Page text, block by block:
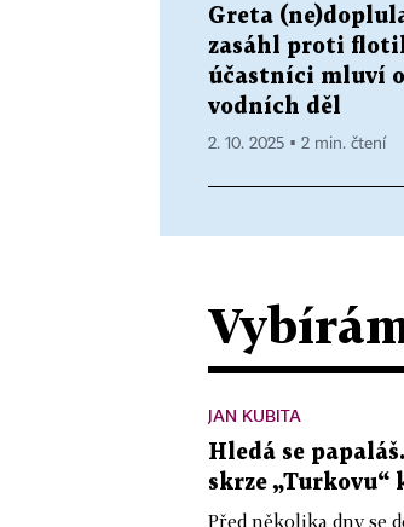
Greta
zasáhl proti
účastníci mluví
vodních děl
2. 10. 2025 ▪ 2 min. čtení
JAN KUBITA
Hledá se
skrze „Turkovu“
Před několika dny se